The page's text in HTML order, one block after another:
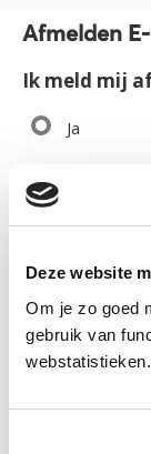
Deze website
Om je zo goed
gebruik van
webstatistieken.
Afmelden
Ik meld mij
Ja
Hiermee
ik akkoord dat al
learning definitief
Wil je de
Dat kan